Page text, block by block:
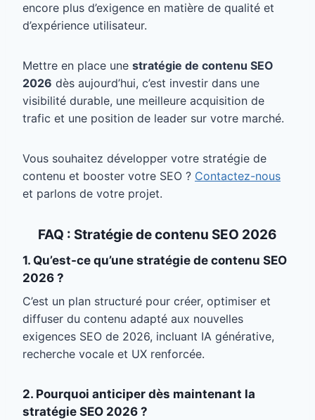
encore plus d’exigence en matière de qualité et
d’expérience utilisateur.
Mettre en place une stratégie de contenu SEO
2026 dès aujourd’hui, c’est investir dans une
visibilité durable, une meilleure acquisition de
trafic et une position de leader sur votre marché.
Vous souhaitez développer votre stratégie de
contenu et booster votre SEO ? Contactez-nous
et parlons de votre projet.
FAQ : Stratégie de contenu SEO 2026
1. Qu’est-ce qu’une stratégie de contenu SEO
2026 ?
C’est un plan structuré pour créer, optimiser et
diffuser du contenu adapté aux nouvelles
exigences SEO de 2026, incluant IA générative,
recherche vocale et UX renforcée.
2. Pourquoi anticiper dès maintenant la
stratégie SEO 2026 ?